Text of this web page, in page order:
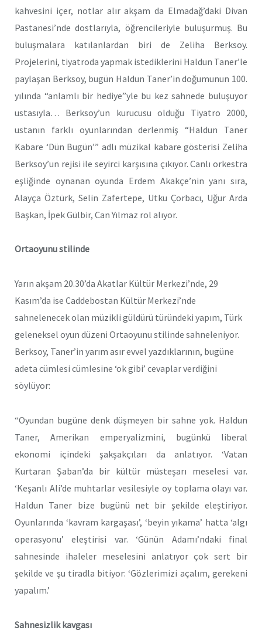
kahvesini içer, notlar alır akşam da Elmadağ’daki Divan
Pastanesi’nde dostlarıyla, öğrencileriyle buluşurmuş. Bu
buluşmalara katılanlardan biri de Zeliha Berksoy.
Projelerini, tiyatroda yapmak istediklerini Haldun Taner’le
paylaşan Berksoy, bugün Haldun Taner’in doğumunun 100.
yılında “anlamlı bir hediye”yle bu kez sahnede buluşuyor
ustasıyla… Berksoy’un kurucusu olduğu Tiyatro 2000,
ustanın farklı oyunlarından derlenmiş “Haldun Taner
Kabare ‘Dün Bugün’” adlı müzikal kabare gösterisi Zeliha
Berksoy’un rejisi ile seyirci karşısına çıkıyor. Canlı orkestra
eşliğinde oynanan oyunda Erdem Akakçe’nin yanı sıra,
Alayça Öztürk, Selin Zafertepe, Utku Çorbacı, Uğur Arda
Başkan, İpek Gülbir, Can Yılmaz rol alıyor.
Ortaoyunu stilinde
Yarın akşam 20.30’da Akatlar Kültür Merkezi’nde, 29
Kasım’da ise Caddebostan Kültür Merkezi’nde
sahnelenecek olan müzikli güldürü türündeki yapım, Türk
geleneksel oyun düzeni Ortaoyunu stilinde sahneleniyor.
Berksoy, Taner’in yarım asır evvel yazdıklarının, bugüne
adeta cümlesi cümlesine ‘ok gibi’ cevaplar verdiğini
söylüyor:
“Oyundan bugüne denk düşmeyen bir sahne yok. Haldun
Taner, Amerikan emperyalizmini, bugünkü liberal
ekonomi içindeki şakşakçıları da anlatıyor. ‘Vatan
Kurtaran Şaban’da bir kültür müsteşarı meselesi var.
‘Keşanlı Ali’de muhtarlar vesilesiyle oy toplama olayı var.
Haldun Taner bize bugünü net bir şekilde eleştiriyor.
Oyunlarında ‘kavram kargaşası’, ‘beyin yıkama’ hatta ‘algı
operasyonu’ eleştirisi var. ‘Günün Adamı’ndaki final
sahnesinde ihaleler meselesini anlatıyor çok sert bir
şekilde ve şu tiradla bitiyor: ‘Gözlerimizi açalım, gerekeni
yapalım.’
Sahnesizlik kavgası